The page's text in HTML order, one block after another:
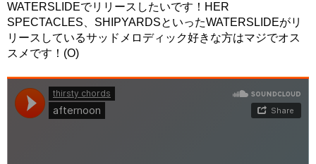
WATERSLIDEでリリースしたいです！HER
SPECTACLES、SHIPYARDSといったWATERSLIDEがリ
リースしているサッドメロディック好きな方はマジでオス
スメです！(O)